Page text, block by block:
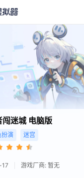
闯迷城 电脑版
扮演 迷宫
游戏厂商: 暂无